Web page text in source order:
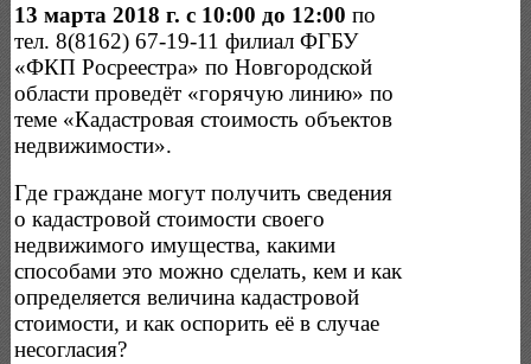
13 марта 2018 г. с 10:00 до 12:00 по
тел. 8(8162) 67-19-11 филиал ФГБУ
«ФКП Росреестра» по Новгородской
области проведёт «горячую линию» по
теме «Кадастровая стоимость объектов
недвижимости».
Где граждане могут получить сведения
о кадастровой стоимости своего
недвижимого имущества, какими
способами это можно сделать, кем и как
определяется величина кадастровой
стоимости, и как оспорить её в случае
несогласия?